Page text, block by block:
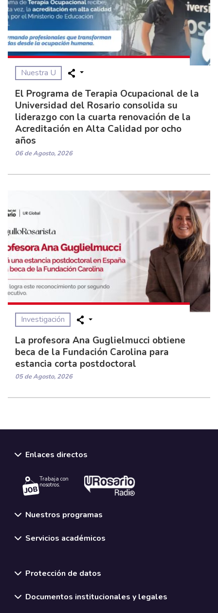
Nuestra U
El Programa de Terapia Ocupacional de la
Universidad del Rosario consolida su
liderazgo con la cuarta renovación de la
Acreditación en Alta Calidad por ocho
años
06 de Agosto, 2026
Investigación
La profesora Ana Guglielmucci obtiene
beca de la Fundación Carolina para
estancia corta postdoctoral
05 de Agosto, 2026
Enlaces directos
Trabaja con
nosotros.
Nuestros programas
Servicios académicos
Protección de datos
Documentos institucionales y legales